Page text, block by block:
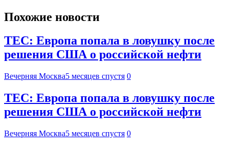
Похожие новости
TEC: Европа попала в ловушку после
решения США о российской нефти
Вечерняя Москва5 месяцев спустя 0
TEC: Европа попала в ловушку после
решения США о российской нефти
Вечерняя Москва5 месяцев спустя 0